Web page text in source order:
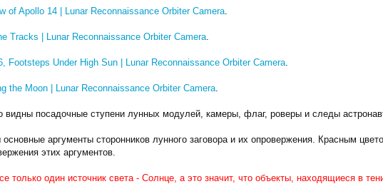
of Apollo 14 | Lunar Reconnaissance Orbiter Camera.
Tracks | Lunar Reconnaissance Orbiter Camera.
Footsteps Under High Sun | Lunar Reconnaissance Orbiter Camera.
the Moon | Lunar Reconnaissance Orbiter Camera.
видны посадочные ступени лунных модулей, камеры, флаг, роверы и следы
аргументы сторонников лунного заговора и их опровержения. Красным
этих аргументов.
только один источник света - Солнце, а это значит, что объекты, находящиеся в